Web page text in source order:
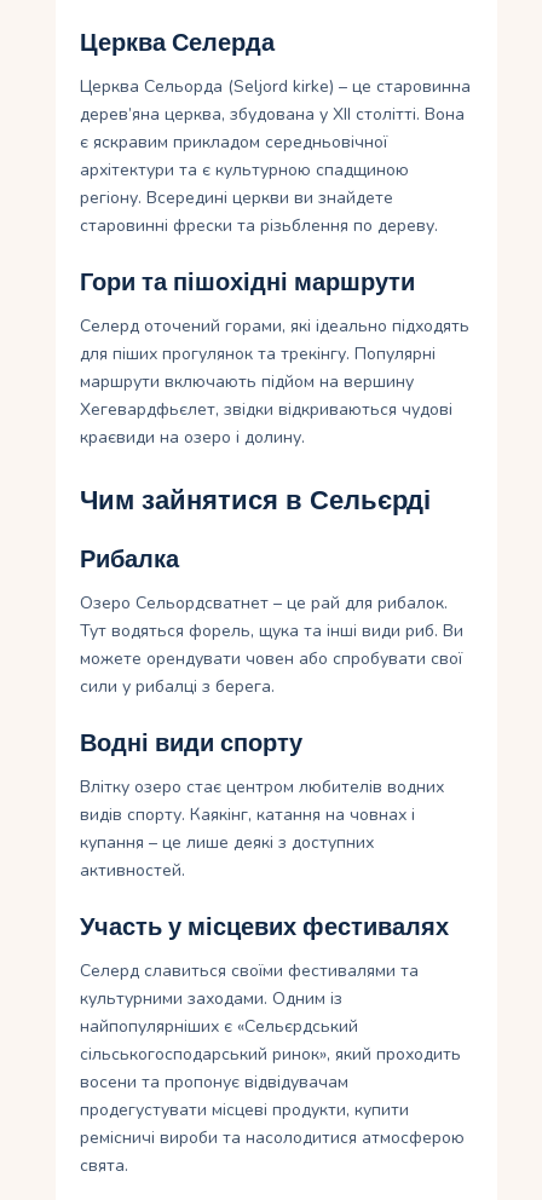
Церква Селерда
Церква Сельорда (Seljord kirke) – це старовинна
дерев’яна церква, збудована у XII столітті. Вона
є яскравим прикладом середньовічної
архітектури та є культурною спадщиною
регіону. Всередині церкви ви знайдете
старовинні фрески та різьблення по дереву.
Гори та пішохідні маршрути
Селерд оточений горами, які ідеально підходять
для піших прогулянок та трекінгу. Популярні
маршрути включають підйом на вершину
Хегевардфьєлет, звідки відкриваються чудові
краєвиди на озеро і долину.
Чим зайнятися в Сельєрді
Рибалка
Озеро Сельордсватнет – це рай для рибалок.
Тут водяться форель, щука та інші види риб. Ви
можете орендувати човен або спробувати свої
сили у рибалці з берега.
Водні види спорту
Влітку озеро стає центром любителів водних
видів спорту. Каякінг, катання на човнах і
купання – це лише деякі з доступних
активностей.
Участь у місцевих фестивалях
Селерд славиться своїми фестивалями та
культурними заходами. Одним із
найпопулярніших є «Сельєрдський
сільськогосподарський ринок», який проходить
восени та пропонує відвідувачам
продегустувати місцеві продукти, купити
ремісничі вироби та насолодитися атмосферою
свята.